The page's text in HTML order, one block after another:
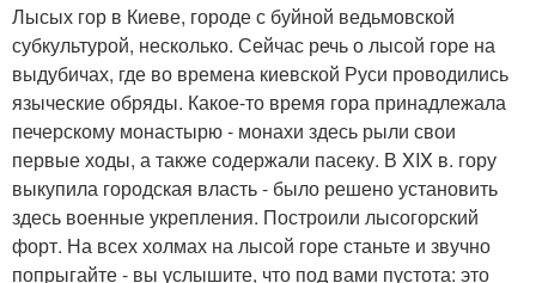
Лысых гор в Киеве, городе с буйной ведьмовской
субкультурой, несколько. Сейчас речь о лысой горе на
выдубичах, где во времена киевской Руси проводились
языческие обряды. Какое-то время гора принадлежала
печерскому монастырю - монахи здесь рыли свои
первые ходы, а также содержали пасеку. В XIX в. гору
выкупила городская власть - было решено установить
здесь военные укрепления. Построили лысогорский
форт. На всех холмах на лысой горе станьте и звучно
попрыгайте - вы услышите, что под вами пустота: это